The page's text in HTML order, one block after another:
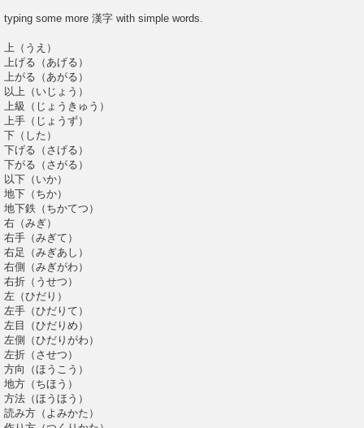
typing some more 漢字 with simple words.
上（うえ）
上げる（あげる）
上がる（あがる）
以上（いじょう）
上級（じょうきゅう）
上手（じょうず）
下（した）
下げる（さげる）
下がる（さがる）
以下（いか）
地下（ちか）
地下鉄（ちかてつ）
右（みぎ）
右手（みぎて）
右足（みぎあし）
右側（みぎがわ）
右折（うせつ）
左（ひだり）
左手（ひだりて）
左目（ひだりめ）
左側（ひだりがわ）
左折（させつ）
方向（ほうこう）
地方（ちほう）
方法（ほうほう）
読み方（よみかた）